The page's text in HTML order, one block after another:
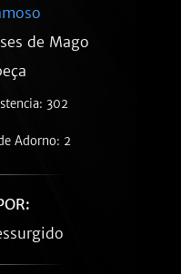
de Mago
302
Adorno: 2